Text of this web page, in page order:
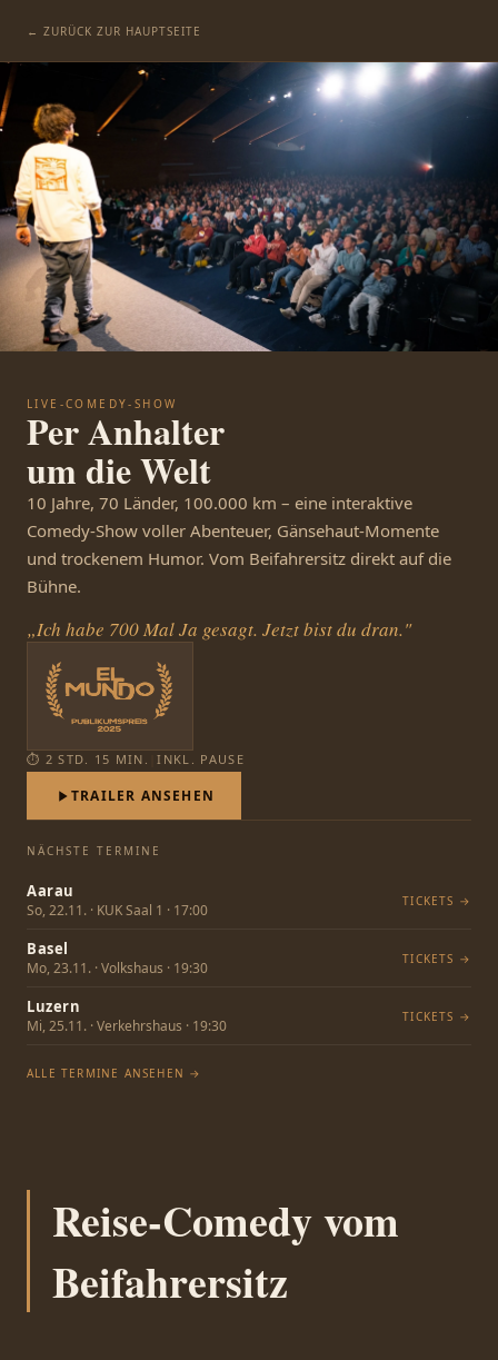
← ZURÜCK ZUR HAUPTSEITE
LIVE-COMEDY-SHOW
Per Anhalter
um die Welt
10 Jahre, 70 Länder, 100.000 km – eine interaktive
Comedy-Show voller Abenteuer, Gänsehaut-Momente
und trockenem Humor. Vom Beifahrersitz direkt auf die
Bühne.
„Ich habe 700 Mal Ja gesagt. Jetzt bist du dran."
⏱ 2 STD. 15 MIN. |INKL. PAUSE
TRAILER ANSEHEN
NÄCHSTE TERMINE
Aarau
So, 22.11. · KUK Saal 1 · 17:00
TICKETS →
Basel
Mo, 23.11. · Volkshaus · 19:30
TICKETS →
Luzern
Mi, 25.11. · Verkehrshaus · 19:30
TICKETS →
ALLE TERMINE ANSEHEN →
Reise-Comedy vom
Beifahrersitz